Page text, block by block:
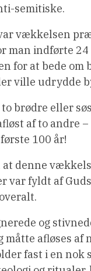
semitiske.
vækkelsen
man indførte
for at bede om
ville udrydde
brødre eller
af to andre
100 år!
denne
var fyldt af
og
måtte afløses af
fast i en nok